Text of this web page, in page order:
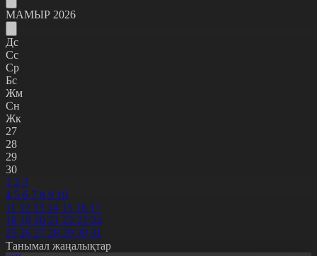
МАМЫР 2026
Дс
Сс
Ср
Бс
Жм
Сн
Жк
27
28
29
30
1 2 3
4 5 6 7 8 9 10
11 12 13 14 15 16 17
18 19 20 21 22 23 24
25 26 27 28 29 30 31
Танымал жаңалықтар